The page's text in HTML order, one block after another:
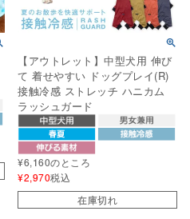
【アウトレット】中型犬用 伸び
て 着せやすい ドッグプレイ(R)
接触冷感 ストレッチ ハニカム
ラッシュガード
¥6,160のところ
¥2,970税込
在庫切れ